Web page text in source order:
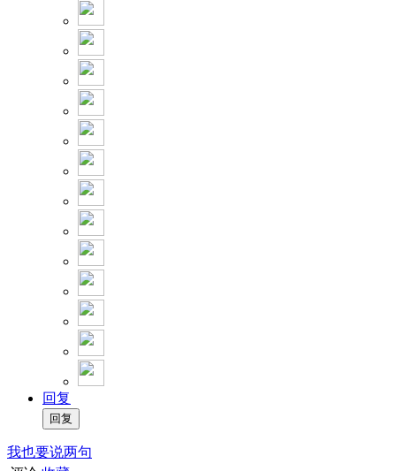
回复
我也要说两句